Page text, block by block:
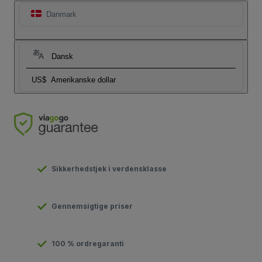
Danmark
Dansk
US$ Amerikanske dollar
Sikkerhedstjek i verdensklasse
Gennemsigtige priser
100 % ordregaranti